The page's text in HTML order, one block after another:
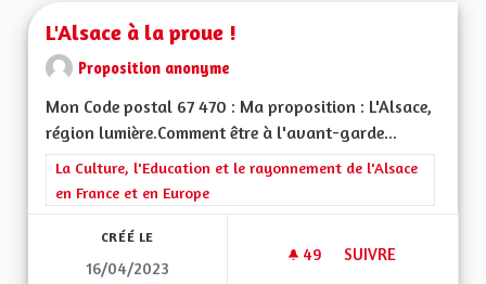
L'Alsace à la proue !
Proposition anonyme
Mon Code postal 67 470 : Ma proposition : L'Alsace,
région lumière.Comment être à l'avant-garde...
Filtrer les résultats de la catégorie : La Culture, l'Education et
La Culture, l'Education et le rayonnement de l'Alsace
en France et en Europe
CRÉÉ LE
16/04/2023
49 49 ABONNÉS
SUIVRE